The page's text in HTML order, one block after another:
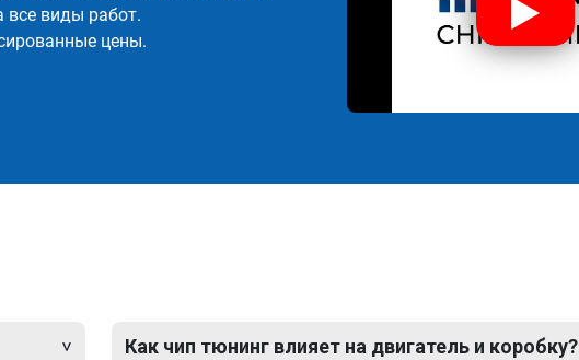
все виды работ.
цены.
Как чип тюнинг влияет на двигатель и коробку?